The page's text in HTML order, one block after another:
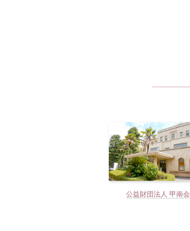
公益財団法人 甲南会